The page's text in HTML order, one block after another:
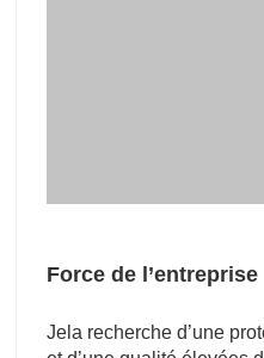
séchoir à placage, le
performances,
intelligent. Nous savons